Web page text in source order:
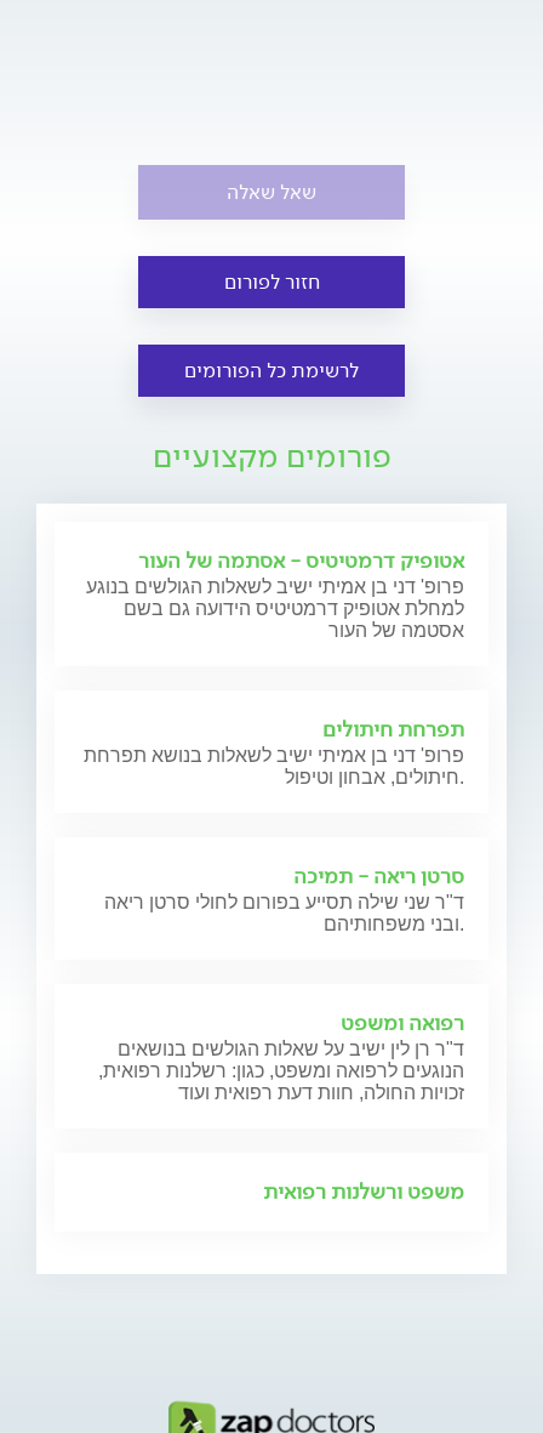
שאל שאלה
חזור לפורום
לרשימת כל הפורומים
פורומים מקצועיים
אטופיק דרמטיטיס - אסתמה של העור
פרופ' דני בן אמיתי ישיב לשאלות הגולשים בנוגע
למחלת אטופיק דרמטיטיס הידועה גם בשם
אסטמה של העור
תפרחת חיתולים
פרופ' דני בן אמיתי ישיב לשאלות בנושא תפרחת
חיתולים, אבחון וטיפול.
סרטן ריאה - תמיכה
ד"ר שני שילה תסייע בפורום לחולי סרטן ריאה
ובני משפחותיהם.
רפואה ומשפט
ד"ר רן לין ישיב על שאלות הגולשים בנושאים
הנוגעים לרפואה ומשפט, כגון: רשלנות רפואית,
זכויות החולה, חוות דעת רפואית ועוד
משפט ורשלנות רפואית